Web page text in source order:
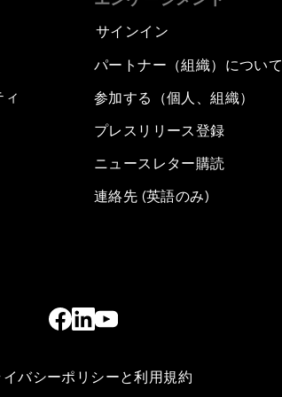
サインイン
パートナー（組織）につい
参加する（個人、組織）
プレスリリース登録
ニュースレター購読
連絡先 (英語のみ)
イバシーポリシーと利用規約